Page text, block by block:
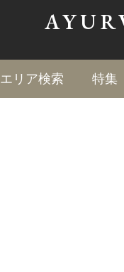
エリア検索 特集